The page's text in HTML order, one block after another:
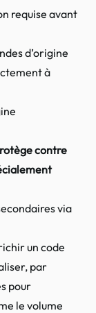
requise avant
d’origine
à
contre
via
un code
par
pour
le volume